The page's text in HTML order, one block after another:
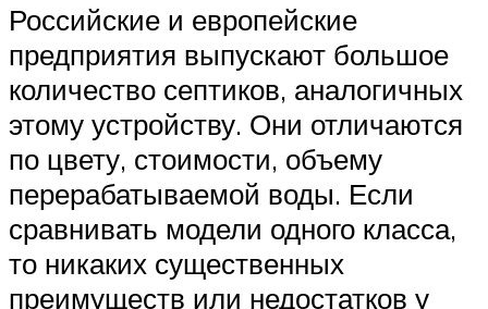
Российские и европейские
предприятия выпускают большое
количество септиков, аналогичных
этому устройству. Они отличаются
по цвету, стоимости, объему
перерабатываемой воды. Если
сравнивать модели одного класса,
то никаких существенных
преимуществ или недостатков у